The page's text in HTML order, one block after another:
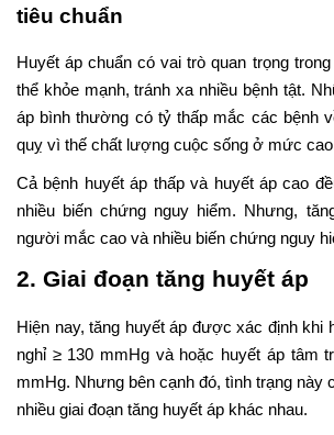
tiêu chuẩn
Huyết áp chuẩn có vai trò quan trọng
thể khỏe mạnh, tránh xa nhiều bệnh tật.
áp bình thường có tỷ thấp mắc các bệnh
quỵ vì thế chất lượng cuộc sống ở mức
Cả bệnh huyết áp thấp và huyết áp cao
nhiều biến chứng nguy hiểm. Nhưng,
người mắc cao và nhiều biến chứng nguy
2. Giai đoạn tăng huyết áp
Hiện nay, tăng huyết áp được xác định khi
nghỉ ≥ 130 mmHg và hoặc huyết áp tâm
mmHg. Nhưng bên cạnh đó, tình trạng này
nhiều giai đoạn tăng huyết áp khác nhau.